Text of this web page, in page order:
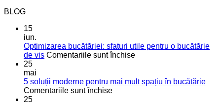
BLOG
15
iun.
Optimizarea bucătăriei: sfaturi utile pentru o bucătărie
de vis Comentariile sunt închisepentru
sfaturi
25
mai
5 soluții moderne pentru mai mult spațiu în bucătărie
Comentariile sunt închisepentru
25